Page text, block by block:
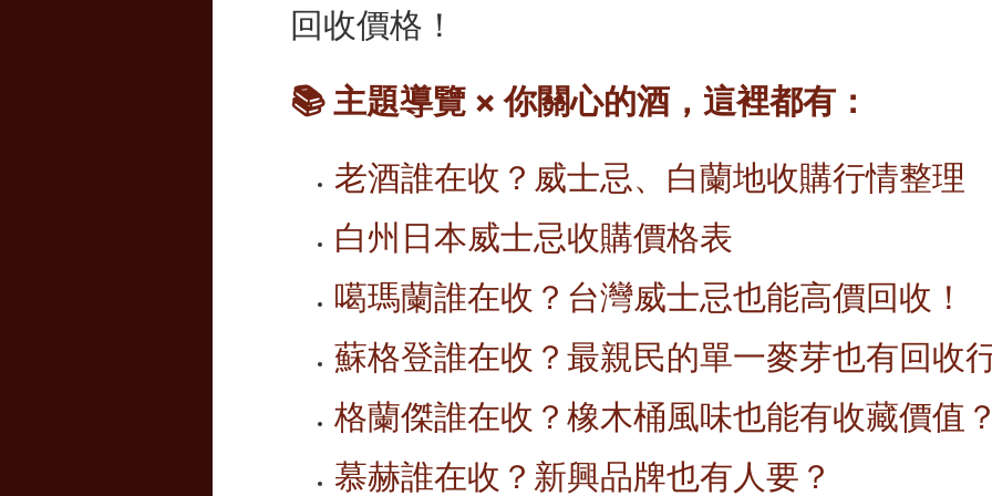
回收價格！
📚 主題導覽 × 你關心的酒，這裡都有：
老酒誰在收？威士忌、白蘭地收購行情整理
白州日本威士忌收購價格表
噶瑪蘭誰在收？台灣威士忌也能高價回收！
蘇格登誰在收？最親民的單一麥芽也有回收
格蘭傑誰在收？橡木桶風味也能有收藏價值？
慕赫誰在收？新興品牌也有人要？